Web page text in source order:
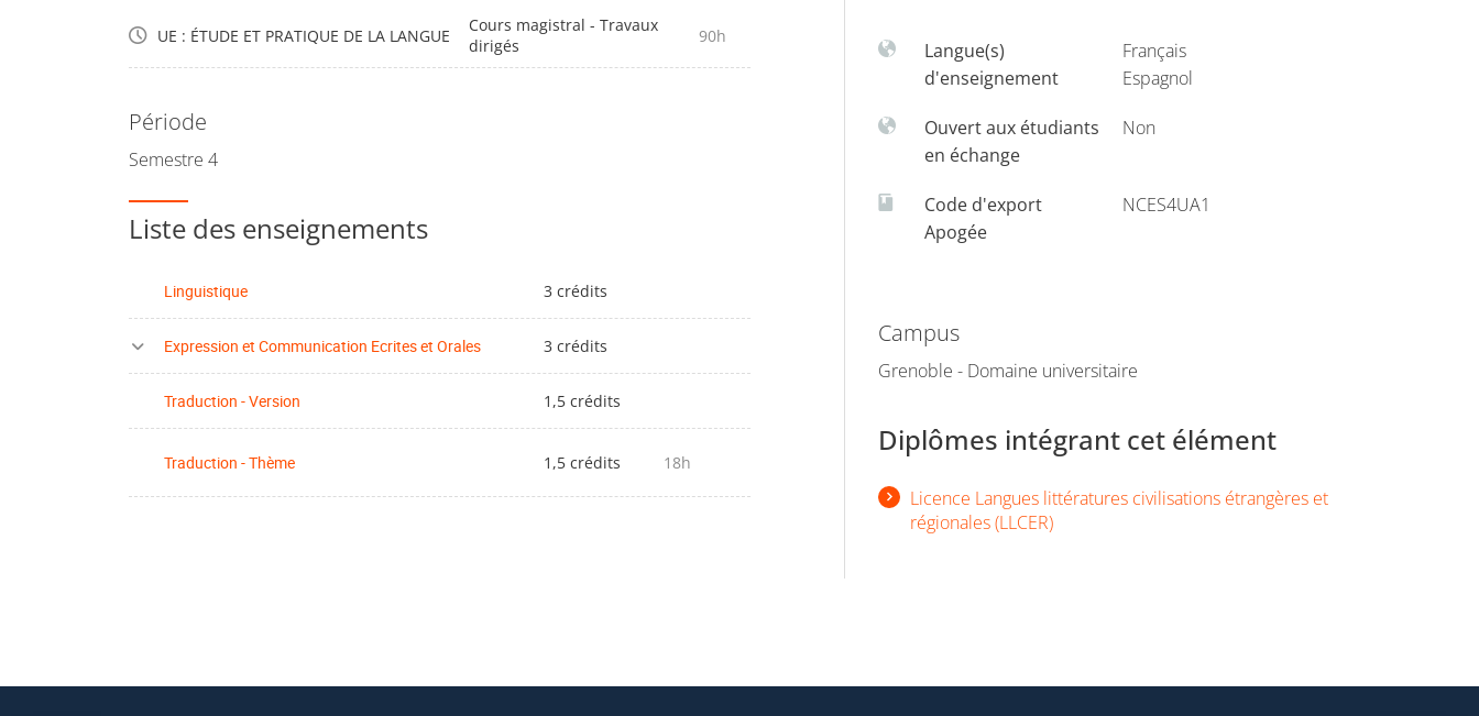
UE : ÉTUDE ET PRATIQUE DE LA LANGUE
Cours magistral - Travaux
dirigés
90h
Période
Semestre 4
Liste des enseignements
Linguistique 3 crédits
Expression et Communication Ecrites et Orales 3 crédits
Traduction - Version 1,5 crédits
Traduction - Thème 1,5 crédits 18h
Langue(s)
d'enseignement
Français
Espagnol
Ouvert aux étudiants
en échange
Non
Code d'export
Apogée
NCES4UA1
Campus
Grenoble - Domaine universitaire
Diplômes intégrant cet élément
Licence Langues littératures civilisations étrangères et
régionales (LLCER)